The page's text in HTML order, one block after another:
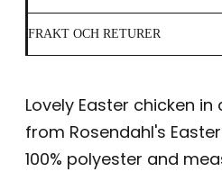
FRAKT OCH RETURER
Lovely Easter chicken in
from Rosendahl's
100% polyester and